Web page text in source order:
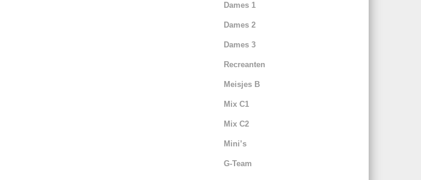
Dames 1
Dames 2
Dames 3
Recreanten
Meisjes B
Mix C1
Mix C2
Mini’s
G-Team